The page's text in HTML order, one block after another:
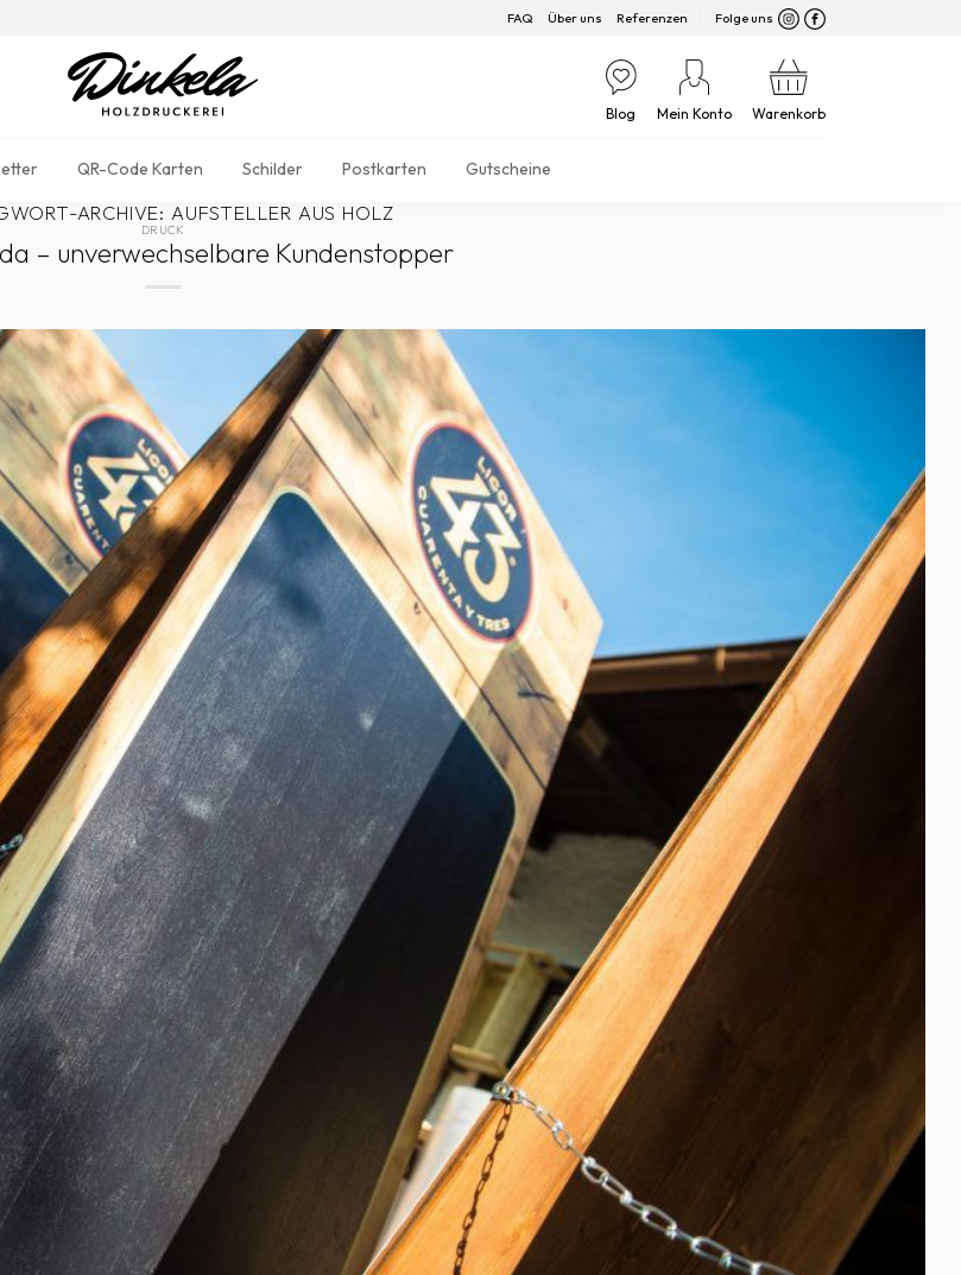
FAQ Über uns Referenzen Folge uns
Blog Mein Konto Warenkorb
QR-Code Karten Schilder Postkarten Gutscheine
ARCHIVE: AUFSTELLER AUS HOLZ
DRUCK
– unverwechselbare Kundenstopper